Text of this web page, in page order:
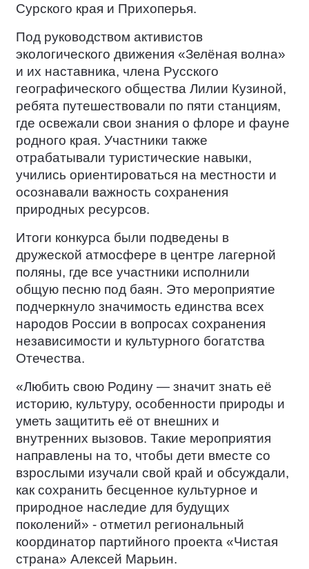
Сурского края и Прихоперья.
Под руководством активистов
экологического движения «Зелёная волна»
и их наставника, члена Русского
географического общества Лилии Кузиной,
ребята путешествовали по пяти станциям,
где освежали свои знания о флоре и фауне
родного края. Участники также
отрабатывали туристические навыки,
учились ориентироваться на местности и
осознавали важность сохранения
природных ресурсов.
Итоги конкурса были подведены в
дружеской атмосфере в центре лагерной
поляны, где все участники исполнили
общую песню под баян. Это мероприятие
подчеркнуло значимость единства всех
народов России в вопросах сохранения
независимости и культурного богатства
Отечества.
«Любить свою Родину — значит знать её
историю, культуру, особенности природы и
уметь защитить её от внешних и
внутренних вызовов. Такие мероприятия
направлены на то, чтобы дети вместе со
взрослыми изучали свой край и обсуждали,
как сохранить бесценное культурное и
природное наследие для будущих
поколений» - отметил региональный
координатор партийного проекта «Чистая
страна» Алексей Марьин.